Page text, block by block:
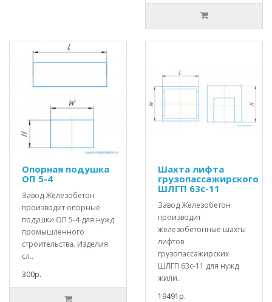
Опорная подушка
ОП 5-4
Завод Железобетон
производит опорные
подушки ОП 5-4 для нужд
промышленного
строительства. Изделия
сл..
300р.
Шахта лифта
грузопассажирского
ШЛГП 63с-11
Завод Железобетон
производит
железобетонные шахты
лифтов
грузопассажирских
ШЛГП 63с-11 для нужд
жили..
19491р.